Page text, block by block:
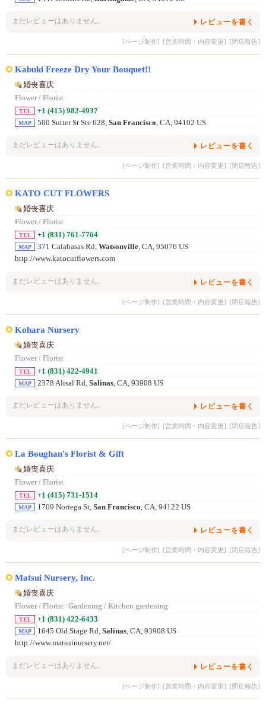
まだレビューはありません。 レビューを書く
[ページ制作] [営業時間・内容変更] [閉店報告]
Kabuki Freeze Dry Your Bouquet!!
婚丧喜庆
Flower / Florist
TEL +1 (415) 982-4937
MAP 500 Sutter St Ste 628, San Francisco, CA, 94102 US
まだレビューはありません。 レビューを書く
[ページ制作] [営業時間・内容変更] [閉店報告]
KATO CUT FLOWERS
婚丧喜庆
Flower / Florist
TEL +1 (831) 761-7764
MAP 371 Calabasas Rd, Watsonville, CA, 95076 US
http://www.katocutflowers.com
まだレビューはありません。 レビューを書く
[ページ制作] [営業時間・内容変更] [閉店報告]
Kohara Nursery
婚丧喜庆
Flower / Florist
TEL +1 (831) 422-4941
MAP 2378 Alisal Rd, Salinas, CA, 93908 US
まだレビューはありません。 レビューを書く
[ページ制作] [営業時間・内容変更] [閉店報告]
La Boughan's Florist & Gift
婚丧喜庆
Flower / Florist
TEL +1 (415) 731-1514
MAP 1709 Noriega St, San Francisco, CA, 94122 US
まだレビューはありません。 レビューを書く
[ページ制作] [営業時間・内容変更] [閉店報告]
Matsui Nursery, Inc.
婚丧喜庆
Flower / Florist/ Gardening / Kitchen gardening
TEL +1 (831) 422-6433
MAP 1645 Old Stage Rd, Salinas, CA, 93908 US
http://www.matsuinursery.net/
まだレビューはありません。 レビューを書く
[ページ制作] [営業時間・内容変更] [閉店報告]